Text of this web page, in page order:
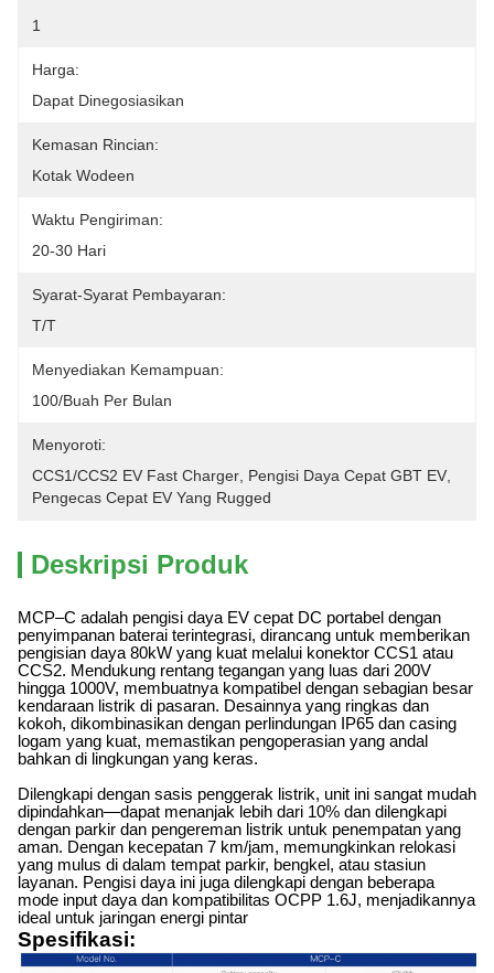
1
Harga:
Dapat Dinegosiasikan
Kemasan Rincian:
Kotak Wodeen
Waktu Pengiriman:
20-30 Hari
Syarat-Syarat Pembayaran:
T/T
Menyediakan Kemampuan:
100/buah Per Bulan
Menyoroti:
CCS1/CCS2 EV Fast Charger Pengisi Daya Cepat GBT EV
Pengecas Cepat EV Yang Rugged
Deskripsi Produk
MCP–C adalah pengisi daya EV cepat DC portabel dengan
penyimpanan baterai terintegrasi, dirancang untuk memberikan
pengisian daya 80kW yang kuat melalui konektor CCS1 atau
CCS2. Mendukung rentang tegangan yang luas dari 200V
hingga 1000V, membuatnya kompatibel dengan sebagian besar
kendaraan listrik di pasaran. Desainnya yang ringkas dan
kokoh, dikombinasikan dengan perlindungan IP65 dan casing
logam yang kuat, memastikan pengoperasian yang andal
bahkan di lingkungan yang keras.
Dilengkapi dengan sasis penggerak listrik, unit ini sangat mudah
dipindahkan—dapat menanjak lebih dari 10% dan dilengkapi
dengan parkir dan pengereman listrik untuk penempatan yang
aman. Dengan kecepatan 7 km/jam, memungkinkan relokasi
yang mulus di dalam tempat parkir, bengkel, atau stasiun
layanan. Pengisi daya ini juga dilengkapi dengan beberapa
mode input daya dan kompatibilitas OCPP 1.6J, menjadikannya
ideal untuk jaringan energi pintar
Spesifikasi: